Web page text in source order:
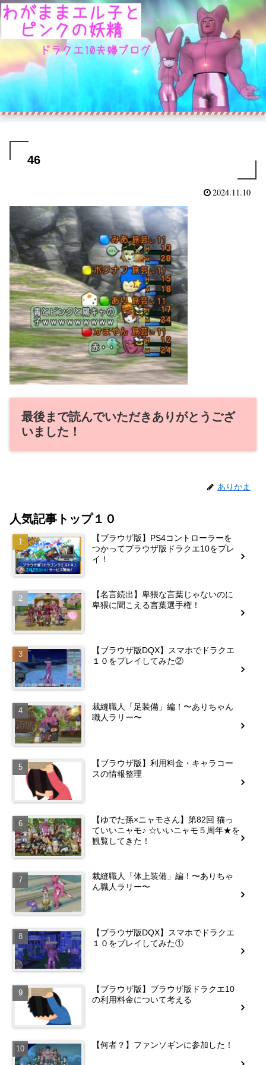
46
2024.11.10
最後まで読んでいただきありがとうござ
いました！
ありかま
人気記事トップ１０
【ブラウザ版】PS4コントローラーを
つかってブラウザ版ドラクエ10をプレ
イ！
【名言続出】卑猥な言葉じゃないのに
卑猥に聞こえる言葉選手権！
【ブラウザ版DQX】スマホでドラクエ
１０をプレイしてみた②
裁縫職人「足装備」編！〜ありちゃん
職人ラリー〜
【ブラウザ版】利用料金・キャラコー
スの情報整理
【ゆでた孫×ニャモさん】第82回 猫っ
ていいニャモ♪ ☆いいニャモ５周年★を
観覧してきた！
裁縫職人「体上装備」編！〜ありちゃ
ん職人ラリー〜
【ブラウザ版DQX】スマホでドラクエ
１０をプレイしてみた①
【ブラウザ版】ブラウザ版ドラクエ10
の利用料金について考える
【何者？】ファンソギンに参加した！